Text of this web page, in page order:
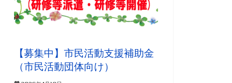
【募集中】市民活動支援補助金
（市民活動団体向け）